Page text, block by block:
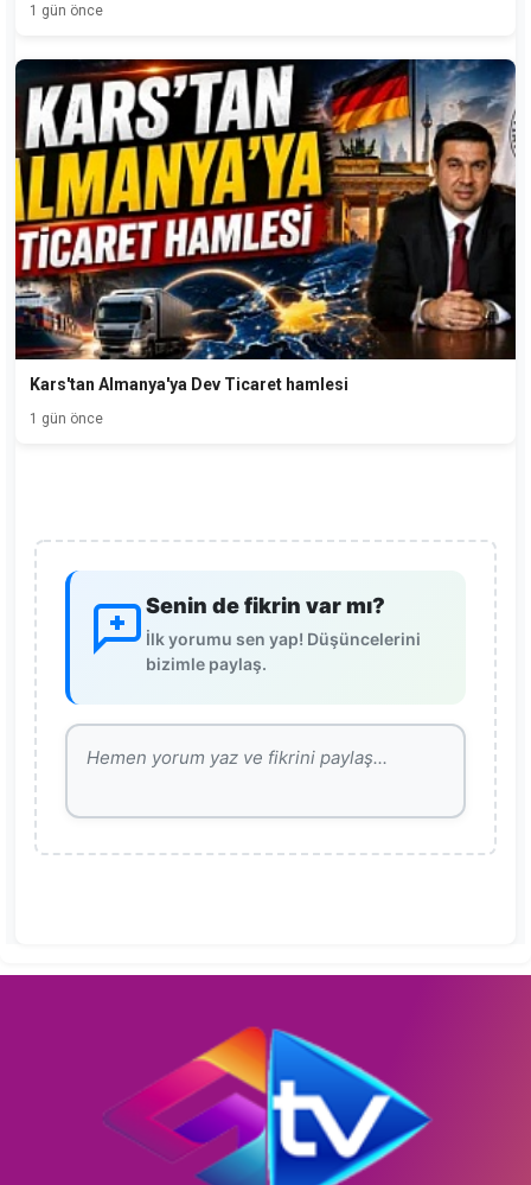
1 gün önce
Kars'tan Almanya'ya Dev Ticaret hamlesi
1 gün önce
Senin de fikrin var mı?
İlk yorumu sen yap! Düşüncelerini
bizimle paylaş.